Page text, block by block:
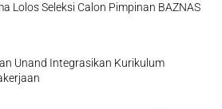
Lolos Seleksi Calon Pimpinan BAZNAS
Unand Integrasikan Kurikulum